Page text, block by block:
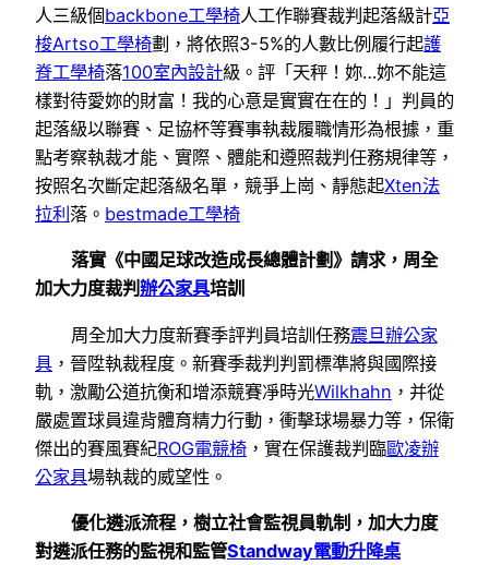
人三級個backbone工學椅人工作聯賽裁判起落級計亞
梭Artso工學椅劃，將依照3-5%的人數比例履行起護
脊工學椅落100室內設計級。評「天秤！妳…妳不能這
樣對待愛妳的財富！我的心意是實實在在的！」判員的
起落級以聯賽、足協杯等賽事執裁履職情形為根據，重
點考察執裁才能、實際、體能和遵照裁判任務規律等，
按照名次斷定起落級名單，競爭上崗、靜態起Xten法
拉利 落。 bestmade工學椅
落實《中國足球改造成長總體計劃》請求，周全
加大力度裁判 辦公家具培訓
周全加大力度新賽季評判員培訓任務震旦辦公家
具 ，晉陞執裁程度。新賽季裁判判罰標準將與國際接
軌，激勵公道抗衡和增添競賽凈時光Wilkhahn ，并從
嚴處置球員違背體育精力行動，衝擊球場暴力等，保衛
傑出的賽風賽紀ROG電競椅 ，實在保護裁判臨歐凌辦
公家具場執裁的威望性。
優化遴派流程，樹立社會監視員軌制，加大力度
對遴派任務的監視和監管Standway電動升降桌